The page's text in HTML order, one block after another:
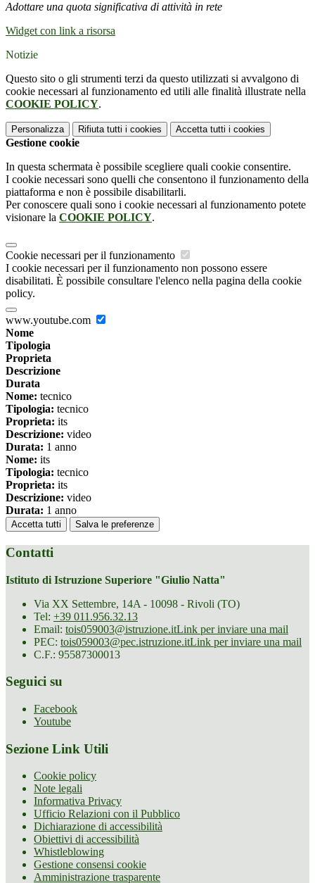
Adottare una quota significativa di attività in rete
Widget con link a risorsa
Notizie
Questo sito o gli strumenti terzi da questo utilizzati si avvalgono di
cookie necessari al funzionamento ed utili alle finalità illustrate nella
COOKIE POLICY.
Personalizza Rifiuta tutti i cookies Accetta tutti i cookies
Gestione cookie
In questa schermata è possibile scegliere quali cookie consentire.
I cookie necessari sono quelli che consentono il funzionamento della
piattaforma e non è possibile disabilitarli.
Per conoscere quali sono i cookie necessari al funzionamento potete
visionare la COOKIE POLICY.
Cookie necessari per il funzionamento
I cookie necessari per il funzionamento non possono essere
disabilitati. È possibile consultare l'elenco nella pagina della cookie
policy.
www.youtube.com
Nome
Tipologia
Proprieta
Descrizione
Durata
Nome: tecnico
Tipologia: tecnico
Proprieta: its
Descrizione: video
Durata: 1 anno
Nome: its
Tipologia: tecnico
Proprieta: its
Descrizione: video
Durata: 1 anno
Accetta tutti Salva le preferenze
Contatti
Istituto di Istruzione Superiore "Giulio Natta"
Via XX Settembre, 14A - 10098 - Rivoli (TO)
Tel: +39 011.956.32.13
Email: tois059003@istruzione.itLink per inviare una mail
PEC: tois059003@pec.istruzione.itLink per inviare una mail
C.F.: 95587300013
Seguici su
Facebook
Youtube
Sezione Link Utili
Cookie policy
Note legali
Informativa Privacy
Ufficio Relazioni con il Pubblico
Dichiarazione di accessibilità
Obiettivi di accessibilità
Whistleblowing
Gestione consensi cookie
Amministrazione trasparente